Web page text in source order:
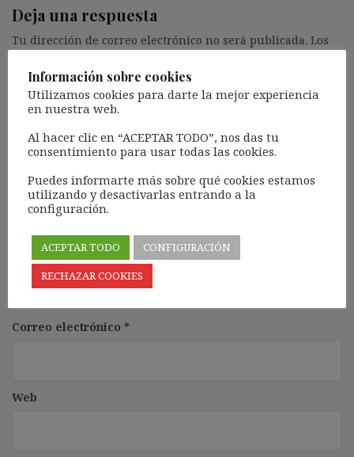
Deja una respuesta
Tu dirección de correo electrónico no será publicada. Los
Comentario*
Nombre*
Correo electrónico *
Web
Información sobre cookies
Utilizamos cookies para darte la mejor experiencia
en nuestra web.
Al hacer clic en “ACEPTAR TODO”, nos das tu
consentimiento para usar todas las cookies.
Puedes informarte más sobre qué cookies estamos
utilizando y desactivarlas entrando a la
configuración.
ACEPTAR TODO
CONFIGURACIÓN
RECHAZAR COOKIES